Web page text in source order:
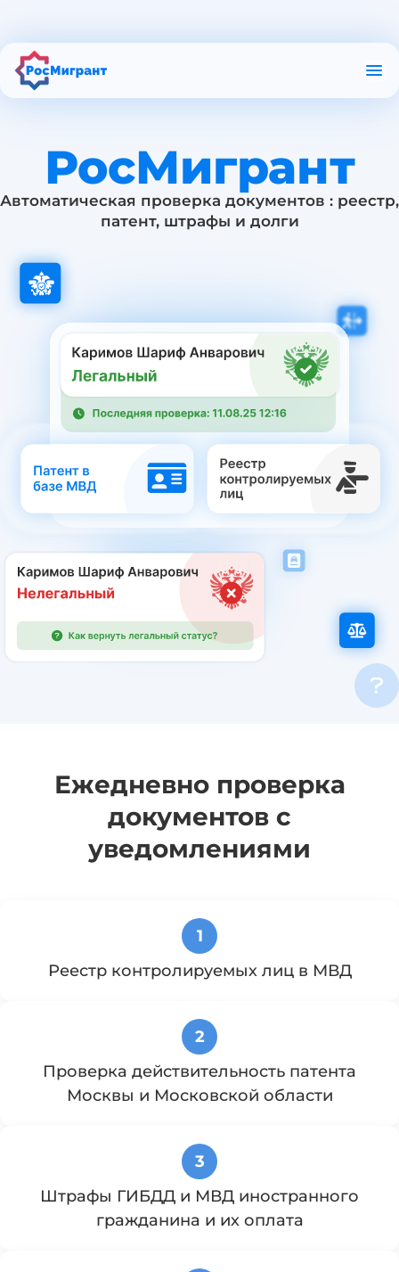
О приложении
Полезные материалы
РосМигрант
Автоматическая проверка документов : реестр,
патент, штрафы и долги
Ежедневно проверка
документов с
уведомлениями
1
Реестр контролируемых лиц в МВД
2
Проверка действительность патента
Москвы и Московской области
3
Штрафы ГИБДД и МВД иностранного
гражданина и их оплата